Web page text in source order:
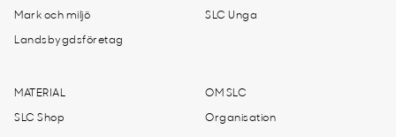
Mark och miljö
Landsbygdsföretag
SLC Unga
MATERIAL
SLC Shop
OM SLC
Organisation